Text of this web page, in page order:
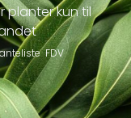
planter kun til
FDV